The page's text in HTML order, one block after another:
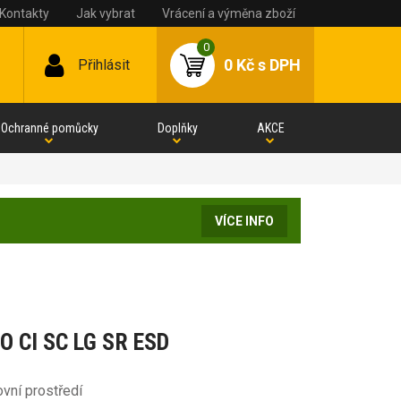
Kontakty Jak vybrat Vrácení a výměna zboží
Přihlásit
0
0 Kčs DPH
Ochranné pomůcky Doplňky AKCE
VÍCE INFO
CI SC LG SR ESD
prostředí